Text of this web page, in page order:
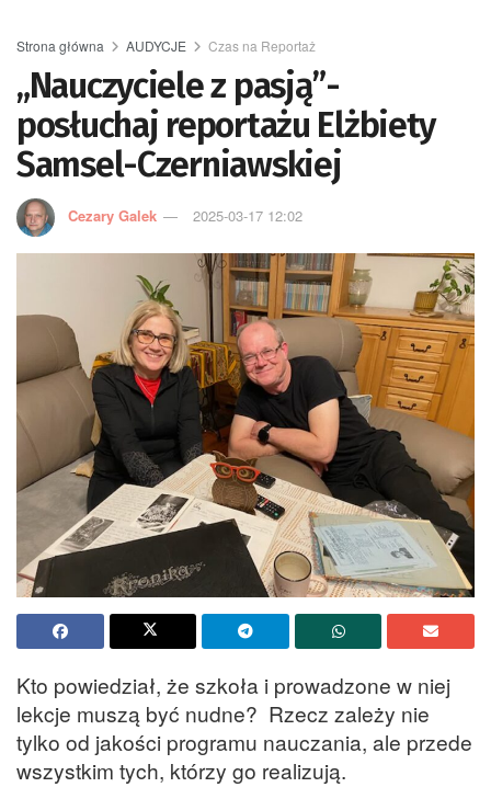
Strona główna AUDYCJE Czas na Reportaż
„Nauczyciele z pasją”-
posłuchaj reportażu Elżbiety
Samsel-Czerniawskiej
Cezary Galek 2025-03-17 12:02
Kto powiedział, że szkoła i prowadzone w niej
lekcje muszą być nudne? Rzecz zależy nie
tylko od jakości programu nauczania, ale przede
wszystkim tych, którzy go realizują.